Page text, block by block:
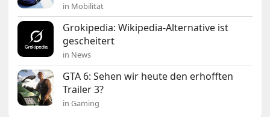
in Mobilität
Grokipedia: Wikipedia-Alternative ist
gescheitert
in News
GTA 6: Sehen wir heute den erhofften
Trailer 3?
in Gaming